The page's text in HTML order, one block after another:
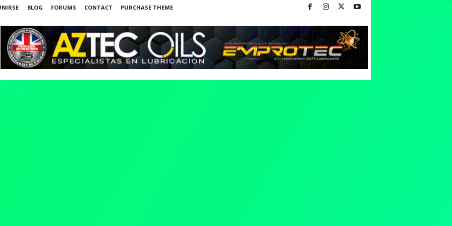
BLOG FORUMS CONTACT PURCHASE THEME